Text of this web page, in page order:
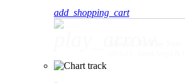
add_shopping_cart